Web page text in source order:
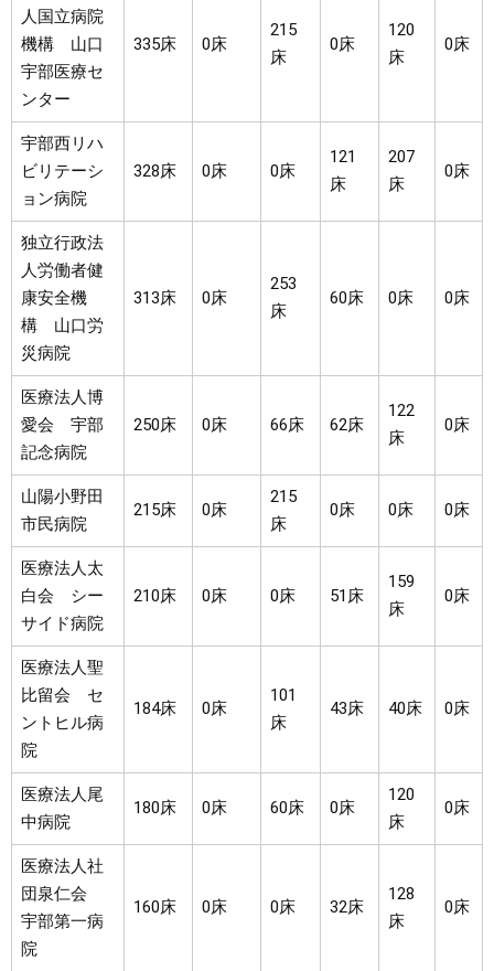
人国立病院
機構 山口
宇部医療セ
ンター
335床 0床
215
床
0床
120
床
0床
宇部西リハ
ビリテーシ
ョン病院
328床 0床 0床
121
床
207
床
0床
独立行政法
人労働者健
康安全機
構 山口労
災病院
313床 0床
253
床
60床 0床 0床
医療法人博
愛会 宇部
記念病院
250床 0床 66床 62床
122
床
0床
山陽小野田
市民病院
215床 0床
215
床
0床 0床 0床
医療法人太
白会 シー
サイド病院
210床 0床 0床 51床
159
床
0床
医療法人聖
比留会 セ
ントヒル病
院
184床 0床
101
床
43床 40床 0床
医療法人尾
中病院
180床 0床 60床 0床
120
床
0床
医療法人社
団泉仁会
宇部第一病
院
160床 0床 0床 32床
128
床
0床